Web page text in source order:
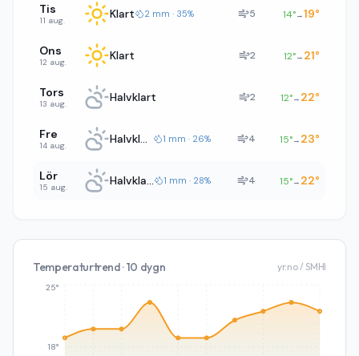
Tis
11 aug. Klart 2 mm · 35% 5 14°→19°
Ons
12 aug. Klart 2 12°→ 21°
Tors
13 aug. Halvklart 2 12°→ 22°
Fre
14 aug. Halvklart 1 mm · 26% 4 15°→ 23°
Lör
15 aug. Halvklart 1 mm · 28% 4 15°→ 22°
Temperaturtrend · 10 dygn yr.no / SMHI
18°
25°